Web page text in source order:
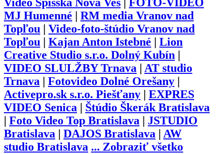
Video Spišská Nová Ves
FOTO-VIDEO
MJ Humenné
RM media Vranov nad
Topľou
Video-foto-štúdio Vranov nad
Topľou
Kajan Anton Istebné
Lion
Creative Studio s.r.o. Dolný Kubín
VIDEO SLULŽBY Trnava
AT studio
Trnava
Fotovideo Dolné Orešany
Activepro.sk s.r.o. Piešťany
EXPRES
VIDEO Senica
Štúdio Škerák Bratislava
Foto Video Top Bratislava
JSTUDIO
Bratislava
DAJOS Bratislava
AW
studio Bratislava ... Zobraziť všetko